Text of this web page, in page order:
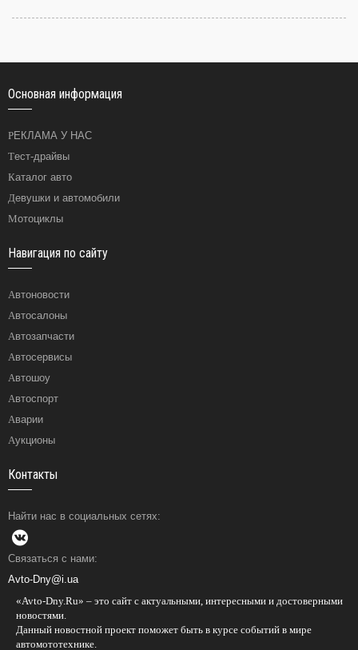
Основная информация
РЕКЛАМА У НАС
Тест-драйвы
Каталог авто
Девушки и автомобили
Мотоциклы
Навигация по сайту
Автоновости
Автосалоны
Автозапчасти
Автосервисы
Автошоу
Автоспорт
Аварии
Аукционы
Контакты
Найти нас в социальных сетях:
Связаться с нами:
Avto-Dny@i.ua
«Avto-Dny.Ru» – это сайт с актуальными, интересными и достоверными
новостями.
Данный новостной проект поможет быть в курсе событий в мире
автомототехнике.